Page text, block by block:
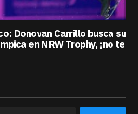
Donovan Carrillo busca su
en NRW Trophy, ¡no te